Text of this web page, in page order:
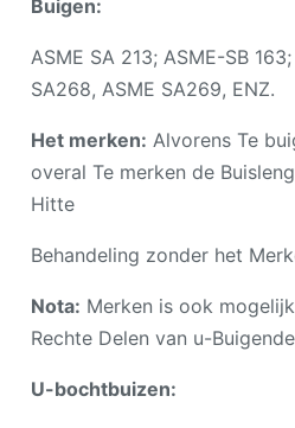
Buigen:
ASME SA 213; ASME-SB
SA268, ASME SA269, ENZ.
Het merken: Alvorens Te
overal Te merken de
Hitte
Behandeling zonder het
Nota: Merken is ook
Rechte Delen van u-
U-bochtbuizen: